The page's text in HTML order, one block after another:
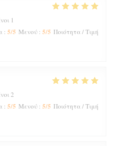
1
: 5/5 Μενού : 5/5 Ποιότητα / Τιμή
2
: 5/5 Μενού : 5/5 Ποιότητα / Τιμή